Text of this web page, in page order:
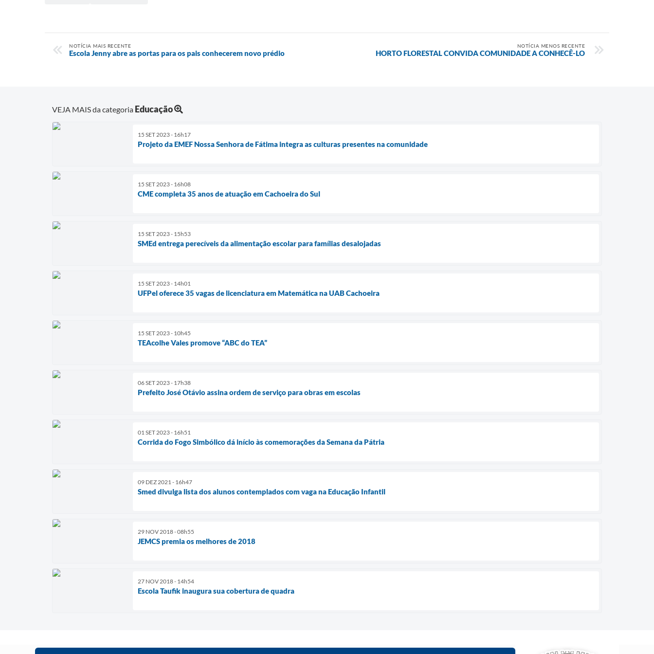
NOTÍCIA MAIS RECENTE
Escola Jenny abre as portas para os pais conhecerem novo prédio
NOTÍCIA MENOS RECENTE
HORTO FLORESTAL CONVIDA COMUNIDADE A CONHECÊ-LO
VEJA MAIS da categoria Educação
15 SET 2023 - 16h17
Projeto da EMEF Nossa Senhora de Fátima integra as culturas presentes na comunidade
15 SET 2023 - 16h08
CME completa 35 anos de atuação em Cachoeira do Sul
15 SET 2023 - 15h53
SMEd entrega perecíveis da alimentação escolar para famílias desalojadas
15 SET 2023 - 14h01
UFPel oferece 35 vagas de licenciatura em Matemática na UAB Cachoeira
15 SET 2023 - 10h45
TEAcolhe Vales promove “ABC do TEA”
06 SET 2023 - 17h38
Prefeito José Otávio assina ordem de serviço para obras em escolas
01 SET 2023 - 16h51
Corrida do Fogo Simbólico dá início às comemorações da Semana da Pátria
09 DEZ 2021 - 16h47
Smed divulga lista dos alunos contemplados com vaga na Educação Infantil
29 NOV 2018 - 08h55
JEMCS premia os melhores de 2018
27 NOV 2018 - 14h54
Escola Taufik inaugura sua cobertura de quadra